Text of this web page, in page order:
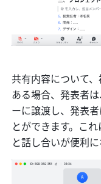
共有内容について
ある場合、発表者
ーに譲渡し、発表
とができます。こ
と話し合いが便利に